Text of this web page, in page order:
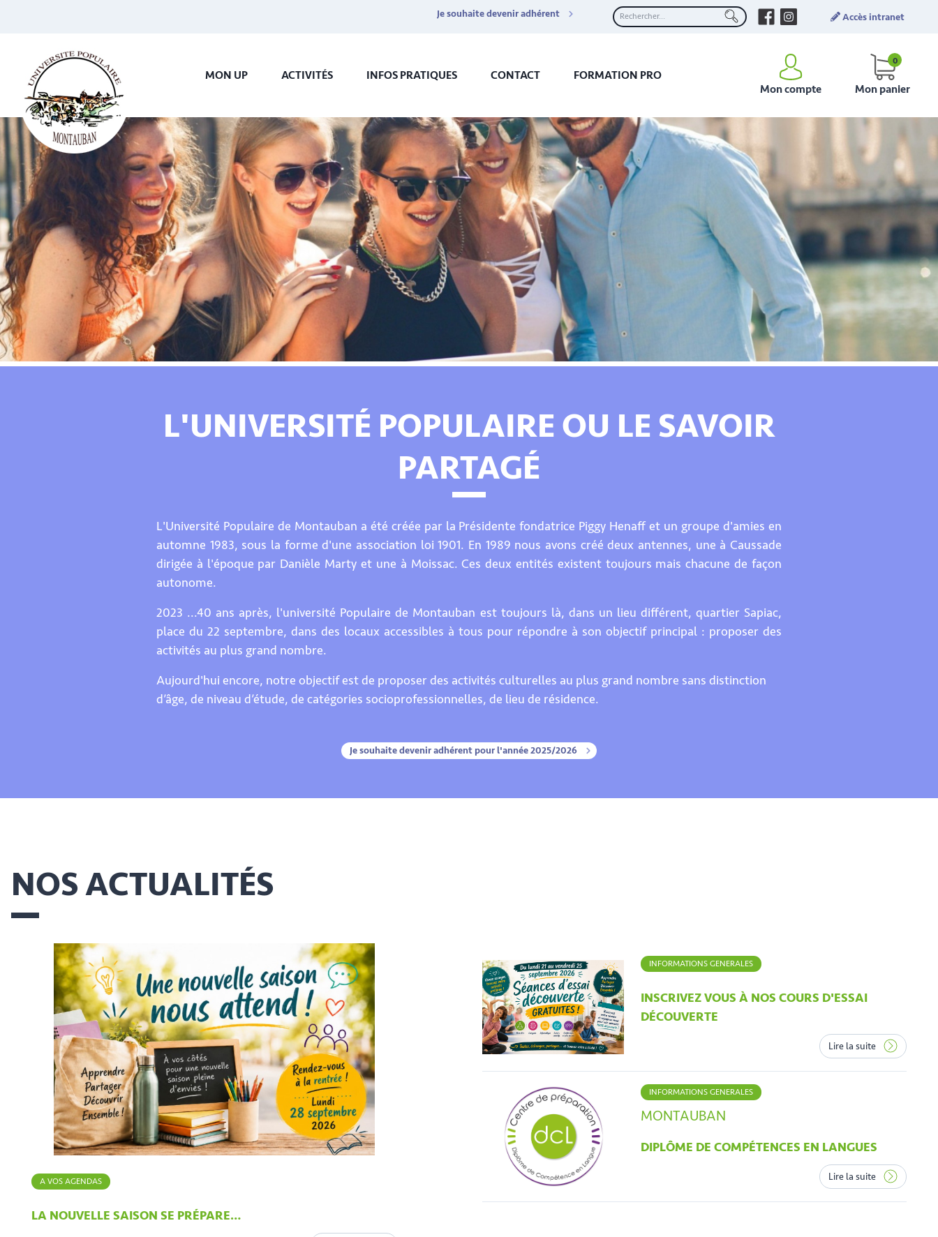
Je souhaite devenir adhérent Accès intranet
MON UP ACTIVITÉS INFOS PRATIQUES CONTACT
FORMATION PRO
Mon compte
Mon panier
0
L'UNIVERSITÉ POPULAIRE OU LE SAVOIR
PARTAGÉ
L'Université Populaire de Montauban a été créée par la Présidente fondatrice Piggy Henaff et un groupe d'amies en
automne 1983, sous la forme d'une association loi 1901. En 1989 nous avons créé deux antennes, une à Caussade
dirigée à l'époque par Danièle Marty et une à Moissac. Ces deux entités existent toujours mais chacune de façon
autonome.
2023 ...40 ans après, l'université Populaire de Montauban est toujours là, dans un lieu différent, quartier Sapiac,
place du 22 septembre, dans des locaux accessibles à tous pour répondre à son objectif principal : proposer des
activités au plus grand nombre.
Aujourd'hui encore, notre objectif est de proposer des activités culturelles au plus grand nombre sans distinction
d’âge, de niveau d’étude, de catégories socioprofessionnelles, de lieu de résidence.
Je souhaite devenir adhérent pour l'année 2025/2026
NOS ACTUALITÉS
A VOS AGENDAS
LA NOUVELLE SAISON SE PRÉPARE…
INFORMATIONS GENERALES
INSCRIVEZ VOUS À NOS COURS D'ESSAI
DÉCOUVERTE
Lire la suite
INFORMATIONS GENERALES
MONTAUBAN
DIPLÔME DE COMPÉTENCES EN LANGUES
Lire la suite